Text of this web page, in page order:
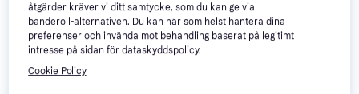
-65% 500+
åtgärder kräver vi ditt samtycke, som du kan ge via
banderoll-alternativen. Du kan när som helst hantera dina
preferenser och invända mot behandling baserat på legitimt
intresse på sidan för dataskyddspolicy.
Cookie Policy